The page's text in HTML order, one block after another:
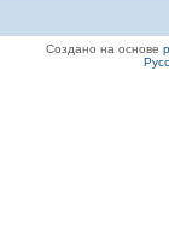
Создано на основе